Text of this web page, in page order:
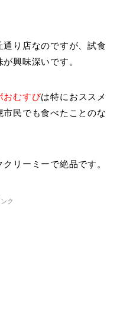
り店なのですが、試食
興味深いです。
おむすびは特におススメ
民でも食べたことのな
クリーミーで絶品です。
ク